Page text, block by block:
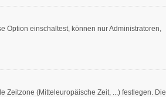
Option einschaltest, können nur Administratoren,
Zeitzone (Mitteleuropäische Zeit, ...) festlegen. Die